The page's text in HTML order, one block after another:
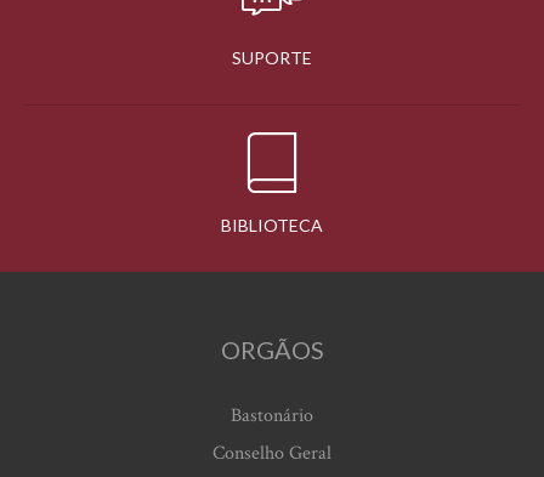
SUPORTE
BIBLIOTECA
ORGÃOS
Bastonário
Conselho Geral